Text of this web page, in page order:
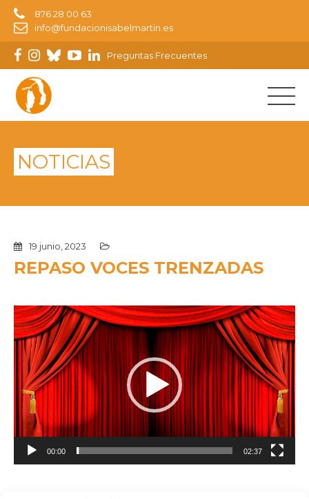
876 28 00 63
info@fundacionisabelmartin.es
Preguntas Frecuentes
NOTICIAS
19 junio, 2023
REPASO VOCES TRENZADAS
de
vídeo
00:00 02:37